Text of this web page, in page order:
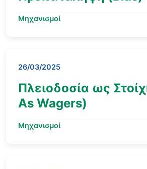
Μηχανισμοί
26/03/2025
Πλειοδοσία ως
As Wagers)
Μηχανισμοί